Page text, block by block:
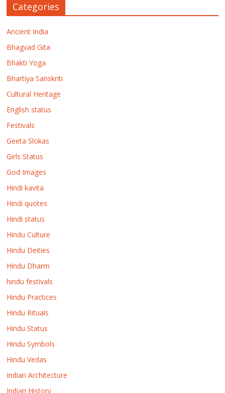
Categories
Ancient India
Bhagvad Gita
Bhakti Yoga
Bhartiya Sanskriti
Cultural Heritage
English status
Festivals
Geeta Slokas
Girls Status
God Images
Hindi kavita
Hindi quotes
Hindi status
Hindu Culture
Hindu Deities
Hindu Dharm
hindu festivals
Hindu Practices
Hindu Rituals
Hindu Status
Hindu Symbols
Hindu Vedas
Indian Architecture
Indian History